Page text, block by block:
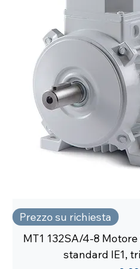
Prezzo su richiesta
MT1 132SA/4-8
standard IE1,